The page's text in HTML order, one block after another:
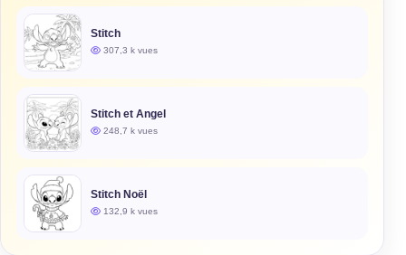
Stitch
307,3 k vues
Stitch et Angel
248,7 k vues
Stitch Noël
132,9 k vues